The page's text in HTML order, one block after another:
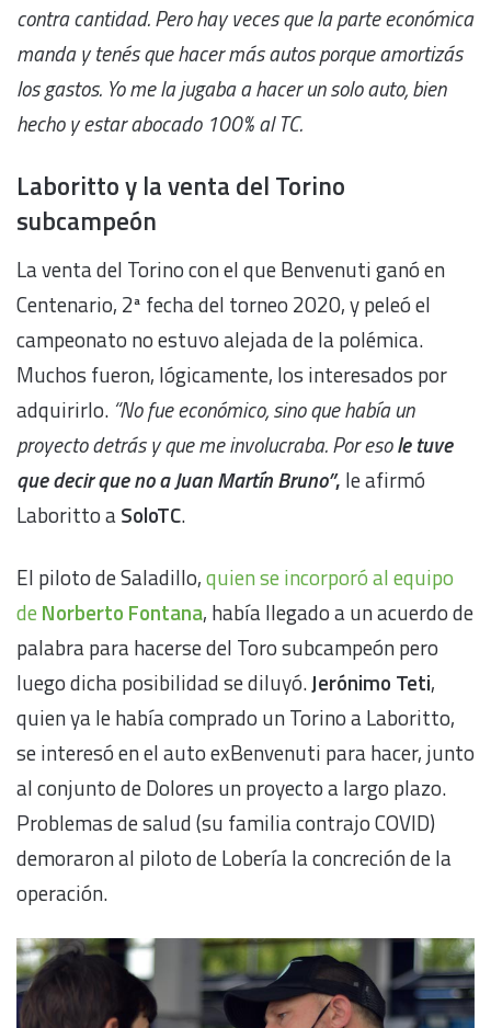
contra cantidad. Pero hay veces que la parte económica
manda y tenés que hacer más autos porque amortizás
los gastos. Yo me la jugaba a hacer un solo auto, bien
hecho y estar abocado 100% al TC.
Laboritto y la venta del Torino
subcampeón
La venta del Torino con el que Benvenuti ganó en
Centenario, 2ª fecha del torneo 2020, y peleó el
campeonato no estuvo alejada de la polémica.
Muchos fueron, lógicamente, los interesados por
adquirirlo. “No fue económico, sino que había un
proyecto detrás y que me involucraba. Por esole tuve
que decir que no a Juan Martín Bruno”, le afirmó
Laboritto aSoloTC.
El piloto de Saladillo,quien se incorporó al equipo
deNorberto Fontana, había llegado a un acuerdo de
palabra para hacerse del Toro subcampeón pero
luego dicha posibilidad se diluyó.Jerónimo Teti,
quien ya le había comprado un Torino a Laboritto,
se interesó en el auto exBenvenuti para hacer, junto
al conjunto de Dolores un proyecto a largo plazo.
Problemas de salud (su familia contrajo COVID)
demoraron al piloto de Lobería la concreción de la
operación.